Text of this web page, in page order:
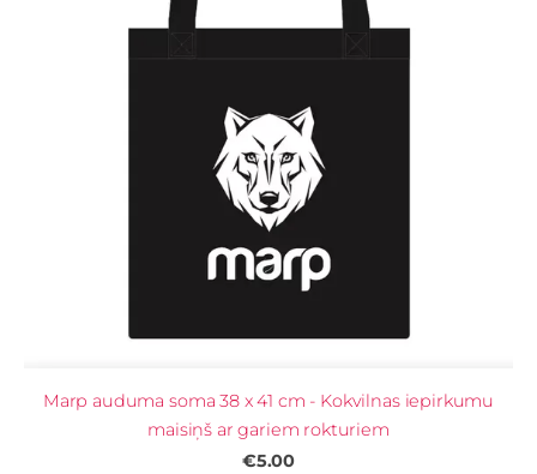
Marp auduma soma 38 x 41 cm - Kokvilnas iepirkumu
maisiņš ar gariem rokturiem
€5.00